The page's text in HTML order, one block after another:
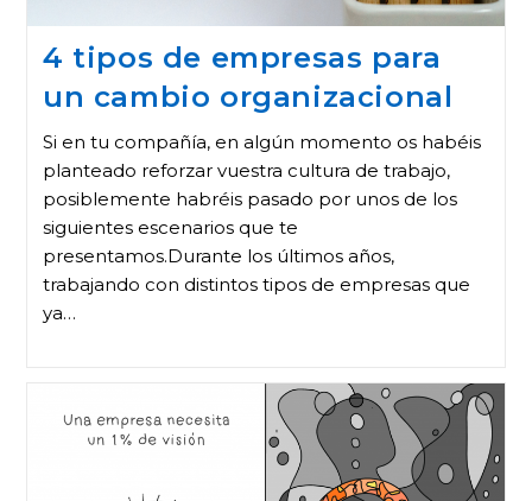
4 tipos de empresas para
un cambio organizacional
Si en tu compañía, en algún momento os habéis
planteado reforzar vuestra cultura de trabajo,
posiblemente habréis pasado por unos de los
siguientes escenarios que te
presentamos.Durante los últimos años,
trabajando con distintos tipos de empresas que
ya…